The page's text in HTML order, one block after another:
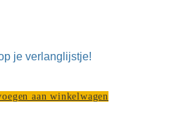
je verlanglijstje!
aan winkelwagen